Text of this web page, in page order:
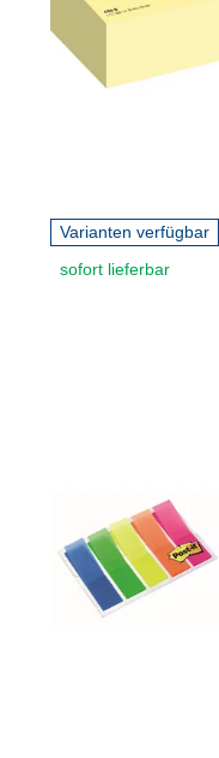
Varianten verfügbar
sofort lieferbar